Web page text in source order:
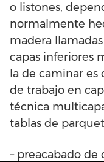
o listones,
normalmente
madera
capas inferiores
la de caminar
de trabajo en
técnica
tablas de
– preacabado de